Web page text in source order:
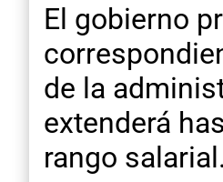
El gobierno
de la
extenderá
rango salarial.